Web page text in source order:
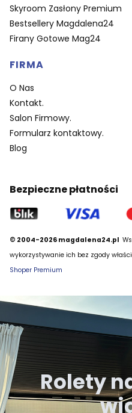
Skyroom Zasłony Premium
Bestsellery Magdalena24
Firany Gotowe Mag24
FIRMA
O Nas
Kontakt.
Salon Firmowy.
Formularz kontaktowy.
Blog
Bezpieczne płatności
© 2004-2026 magdalena24.pl
wykorzystywanie ich bez zgody
Shoper Premium
Rolety